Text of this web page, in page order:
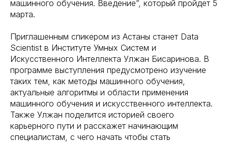
машинного обучения. Введение”, который пройдет 5
марта.
Приглашенным спикером из Астаны станет Data
Scientist в Институте Умных Систем и
Искусственного Интеллекта Улжан Бисаринова. В
программе выступления предусмотрено изучение
таких тем, как методы машинного обучения,
актуальные алгоритмы и области применения
машинного обучения и искусственного интеллекта.
Также Улжан поделится историей своего
карьерного пути и расскажет начинающим
специалистам, с чего начать чтобы стать